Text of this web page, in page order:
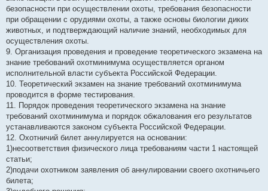
безопасности при осуществлении охоты, требования безопасности
при обращении с орудиями охоты, а также основы биологии диких
животных, и подтверждающий наличие знаний, необходимых для
осуществления охоты.
9. Организация проведения и проведение теоретического экзамена на
знание требований охотминимума осуществляется органом
исполнительной власти субъекта Российской Федерации.
10. Теоретический экзамен на знание требований охотминимума
проводится в форме тестирования.
11. Порядок проведения теоретического экзамена на знание
требований охотминимума и порядок обжалования его результатов
устанавливаются законом субъекта Российской Федерации.
12. Охотничий билет аннулируется на основании:
1)несоответствия физического лица требованиям части 1 настоящей
статьи;
2)подачи охотником заявления об аннулировании своего охотничьего
билета;